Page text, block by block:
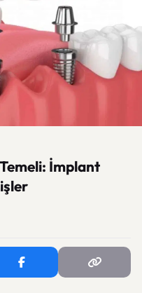
İmplant